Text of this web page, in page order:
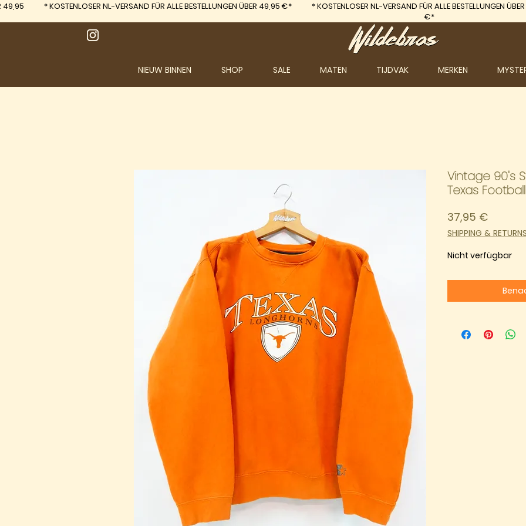
NIEUW BINNEN SHOP SALE MATEN TIJDVAK MERKEN
49,95 *KOSTENLOSER NL-VERSAND FÜR ALLE BESTELLUNGEN ÜBER 49,95 €* *KOSTENLOSER NL-VERSAND FÜR ALLE BESTELLUNGEN
€*
Vintage 90's
Texas
37,95 €Preis
SHIPPING & RETURNS
Nicht verfügbar